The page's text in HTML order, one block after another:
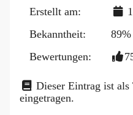
Erstellt am:
Bekanntheit:
89%
Bewertungen:
Dieser Eintrag ist als
eingetragen.